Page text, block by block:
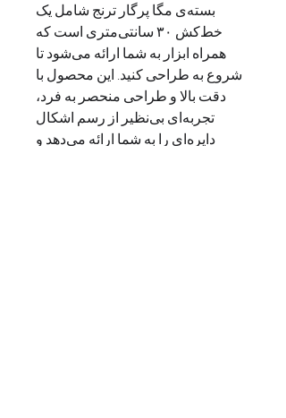
بسته‌ی مگا پرگار ترنج شامل یک
خط‌کش ۳۰ سانتی‌متری است که
همراه ابزار به شما ارائه می‌شود تا
شروع به طراحی کنید. این محصول با
دقت بالا و طراحی منحصر به فرد،
تجربه‌ای بی‌نظیر از رسم اشکال
دایره‌ای را به شما ارائه می‌دهد و